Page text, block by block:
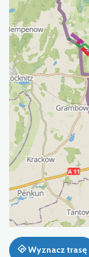
Wyznacz trasę